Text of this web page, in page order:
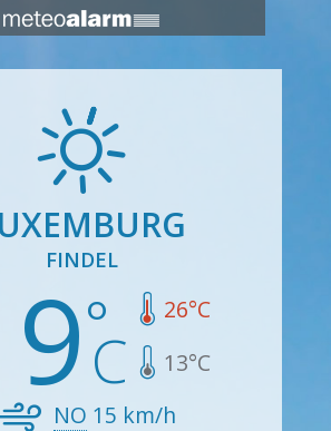
FINDEL
26°C
13°C
NO 15 km/h